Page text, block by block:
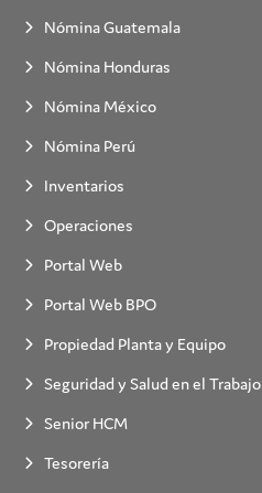
Nómina Guatemala
Nómina Honduras
Nómina México
Nómina Perú
Inventarios
Operaciones
Portal Web
Portal Web BPO
Propiedad Planta y Equipo
Seguridad y Salud en el Trabajo
Senior HCM
Tesorería